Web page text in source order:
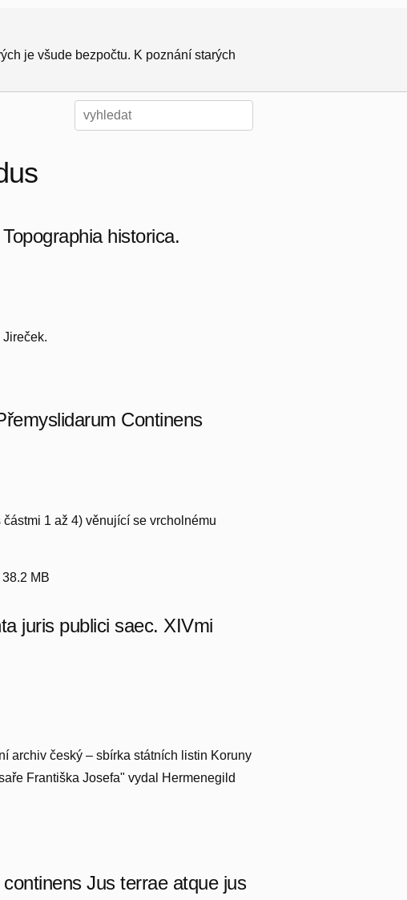
je všude bezpočtu. K poznání starých
historica.
Continens
1 až 4) věnující se vrcholnému
38.2 MB
juris publici saec. XIVmi
archiv český – sbírka státních listin Koruny
Františka Josefa" vydal Hermenegild
Jus terrae atque jus